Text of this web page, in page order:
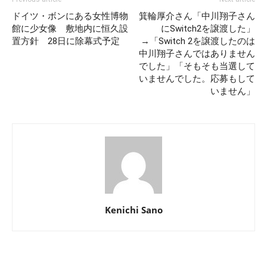
ドイツ・ボンにある女性博物
館に少女像 敷地内に恒久設
置方針 28日に除幕式予定
箕輪厚介さん「中川翔子さん
にSwitch2を譲渡した」
→「Switch 2を譲渡したのは
中川翔子さんではありません
でした」「そもそも当選して
いませんでした。応募もして
いません」
Kenichi Sano